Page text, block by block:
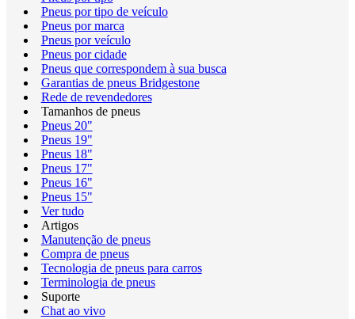
Pneus por tipo de veículo
Pneus por marca
Pneus por veículo
Pneus por cidade
Pneus que correspondem à sua busca
Garantias de pneus Bridgestone
Rede de revendedores
Tamanhos de pneus
Pneus 20"
Pneus 19"
Pneus 18"
Pneus 17"
Pneus 16"
Pneus 15"
Ver tudo
Artigos
Manutenção de pneus
Compra de pneus
Tecnologia de pneus para carros
Terminologia de pneus
Suporte
Chat ao vivo